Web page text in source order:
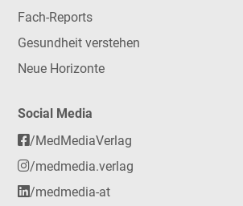
Fach-Reports
Gesundheit verstehen
Neue Horizonte
Social Media
/MedMediaVerlag
/medmedia.verlag
/medmedia-at